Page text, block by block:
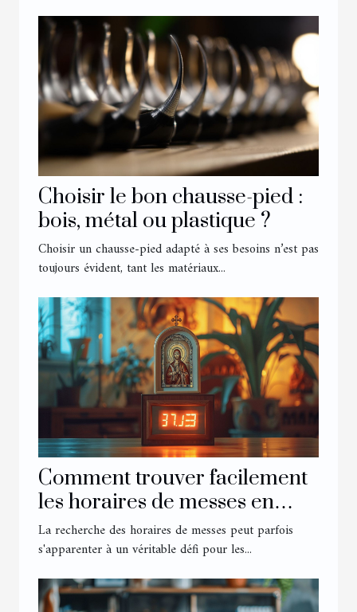
Choisir le bon chausse-pied :
bois, métal ou plastique ?
Choisir un chausse-pied adapté à ses besoins n’est pas
toujours évident, tant les matériaux...
Comment trouver facilement
les horaires de messes en
ligne
La recherche des horaires de messes peut parfois
s'apparenter à un véritable défi pour les...